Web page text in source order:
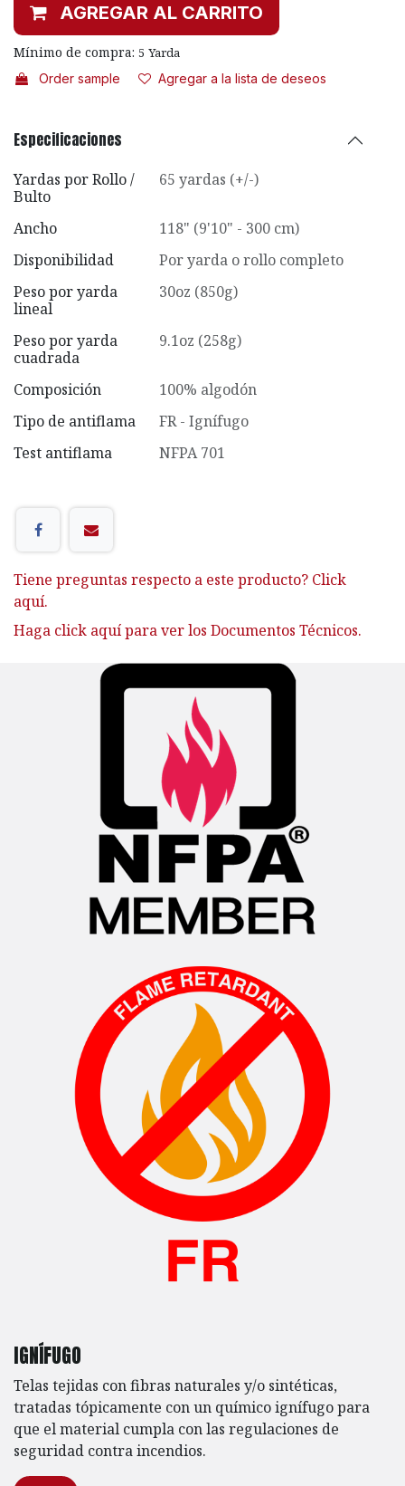
AGREGAR AL CARRITO
Mínimo de compra: 5 Yarda
Order sample Agregar a la lista de deseos
Especificaciones
Yardas por Rollo /
Bulto
65 yardas (+/-)
Ancho
118" (9'10" - 300 cm)
Disponibilidad
Por yarda o rollo completo
Peso por yarda
lineal
30oz (850g)
Peso por yarda
cuadrada
9.1oz (258g)
Composición
100% algodón
Tipo de antiflama
FR - Ignífugo
Test antiflama
NFPA 701
Tiene preguntas respecto a este producto? Click
aquí.
Haga click aquí para ver los Documentos Técnicos.
IGNÍFUGO
Telas tejidas con fibras naturales y/o sintéticas,
tratadas tópicamente con un químico ignífugo para
que el material cumpla con las regulaciones de
seguridad contra incendios.